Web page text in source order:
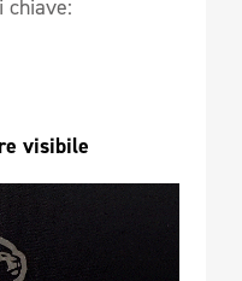
chiave:
visibile